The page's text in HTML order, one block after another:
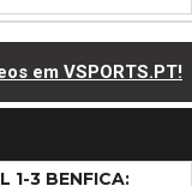
em VSPORTS.PT!
1-3 BENFICA: